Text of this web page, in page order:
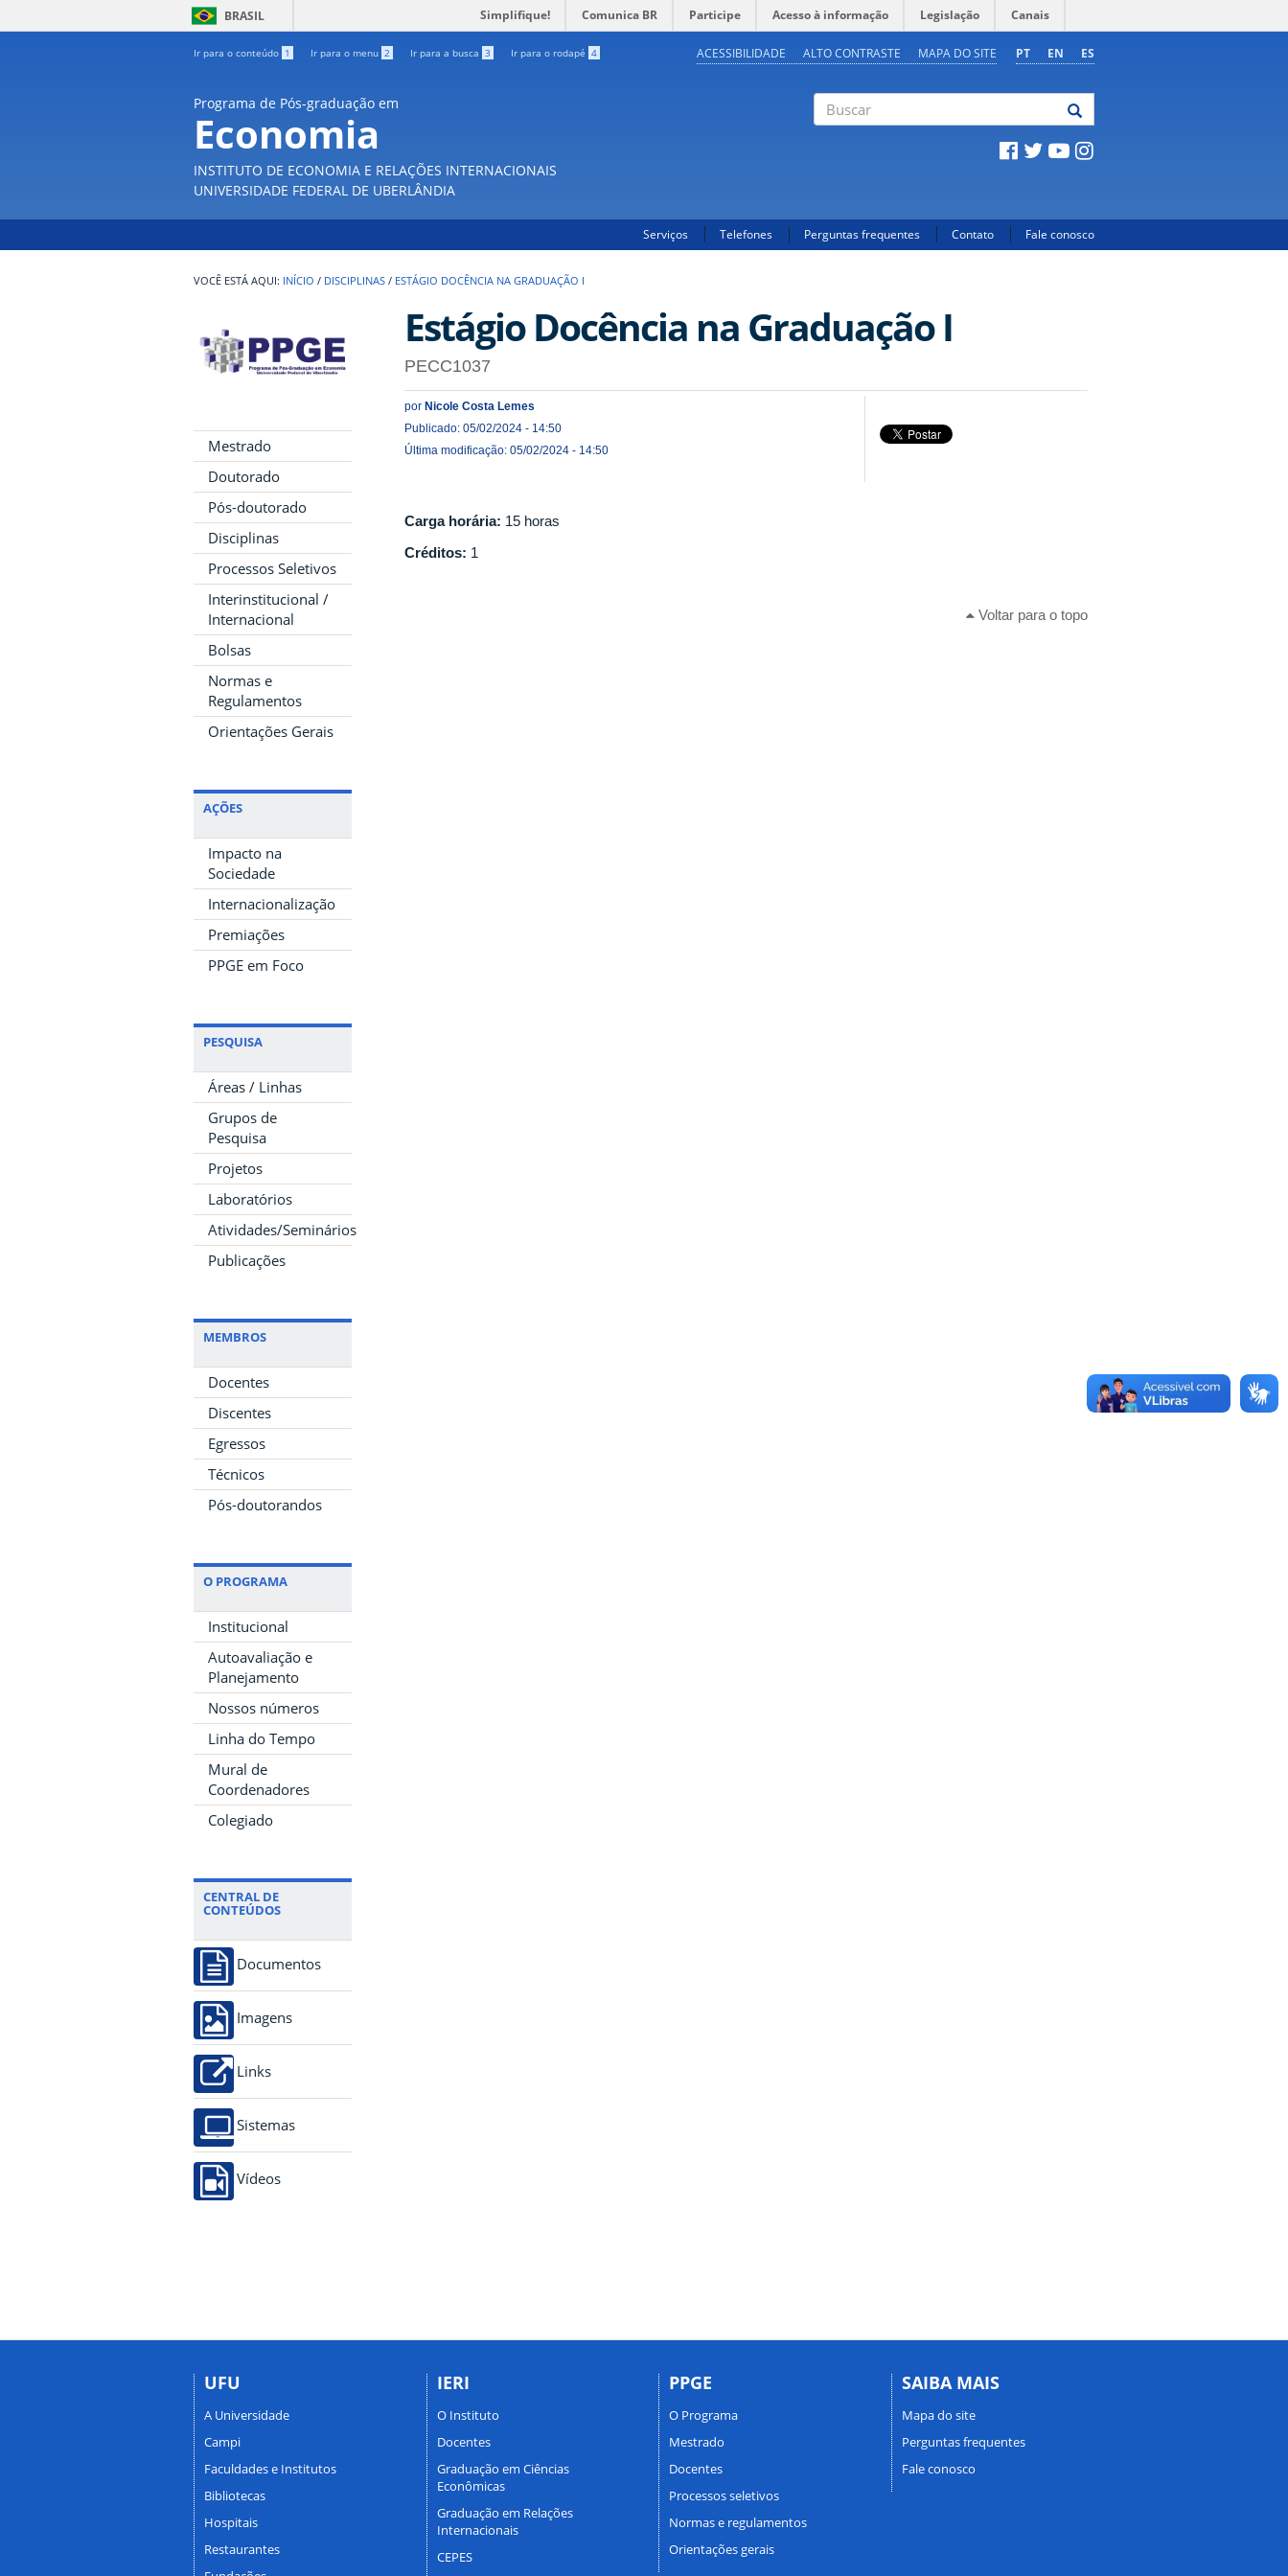
BRASIL Simplifique! Comunica BR Participe Acesso à informação Legislação Canais
Ir para o conteúdo 1 Ir para o menu 2 Ir para a busca 3 Ir para o rodapé 4 PT EN ES
ACESSIBILIDADE ALTO CONTRASTE MAPA DO SITE
Programa de Pós-graduação em
Economia
INSTITUTO DE ECONOMIA E RELAÇÕES INTERNACIONAIS
UNIVERSIDADE FEDERAL DE UBERLÂNDIA
Serviços Telefones Perguntas frequentes Contato Fale conosco
INÍCIO / DISCIPLINAS / ESTÁGIO DOCÊNCIA NA GRADUAÇÃO I
Mestrado
Doutorado
Pós-doutorado
Disciplinas
Processos Seletivos
Interinstitucional /
Internacional
Bolsas
Normas e
Regulamentos
Orientações Gerais
AÇÕES
Impacto na
Sociedade
Internacionalização
Premiações
PPGE em Foco
PESQUISA
Áreas / Linhas
Grupos de
Pesquisa
Projetos
Laboratórios
Atividades/Seminários
Publicações
MEMBROS
Docentes
Discentes
Egressos
Técnicos
Pós-doutorandos
O PROGRAMA
Institucional
Autoavaliação e
Planejamento
Nossos números
Linha do Tempo
Mural de
Coordenadores
Colegiado
CENTRAL DE
CONTEÚDOS
Documentos
Imagens
Links
Sistemas
Vídeos
Estágio Docência na Graduação I
PECC1037
por Nicole Costa Lemes
Publicado: 05/02/2024 - 14:50
Última modificação: 05/02/2024 - 14:50
Carga horária: 15 horas
Créditos: 1
Voltar para o topo
UFU
A Universidade
Campi
Faculdades e Institutos
Bibliotecas
Hospitais
Restaurantes
IERI
O Instituto
Docentes
Graduação em Ciências
Econômicas
Graduação em Relações
Internacionais
CEPES
PPGE
O Programa
Mestrado
Docentes
Processos seletivos
Normas e regulamentos
Orientações gerais
SAIBA MAIS
Mapa do site
Perguntas frequentes
Fale conosco